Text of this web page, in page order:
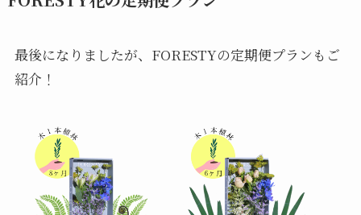
最後になりましたが、FORESTYの定期便プランもご
紹介！